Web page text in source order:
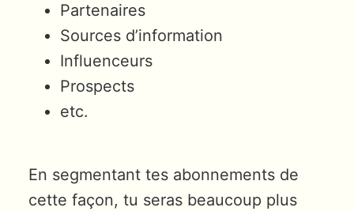
Partenaires
Sources d’information
Influenceurs
Prospects
etc.
En segmentant tes abonnements de
cette façon, tu seras beaucoup plus